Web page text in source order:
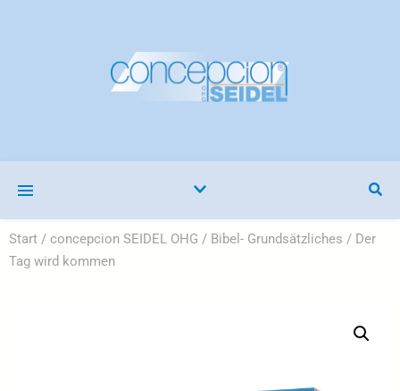
Start / concepcion SEIDEL OHG / Bibel- Grundsätzliches / Der
Tag wird kommen